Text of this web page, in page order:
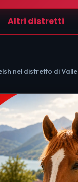
Altri distretti
nel distretto di